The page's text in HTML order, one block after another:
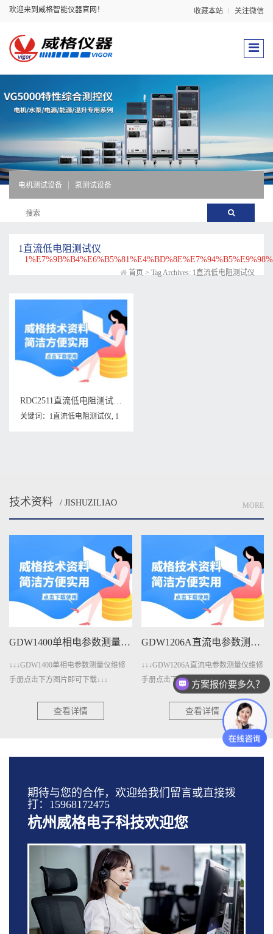
欢迎来到威格智能仪器官网！ 收藏本站 关注微信
电机测试设备 泵测试设备
1直流低电阻测试仪
首页 > Tag Archives: 1直流低电阻测试仪
RDC2511直流低电阻测试仪维修手册下载
关键词： 1直流低电阻测试仪, 1
技术资料 / JISHUZILIAO MORE
GDW1206A直流电参数测量仪维修手册下载
↓↓↓GDW1206A直流电参数测量仪维修
手册点击下方图片即可下载↓↓↓
查看详情
GDW401A变压器测量仪维修手册下载
↓↓↓GDW401A变压器测量仪维修手册
点击下方图片即可下载↓↓↓
查看详情
期待与您的合作，欢迎给我们留言或直接拨
打：15968172475
杭州威格电子科技欢迎您
方案报价要多久？